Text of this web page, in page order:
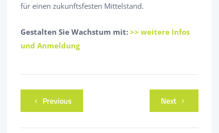
für einen zukunftsfesten Mittelstand.
Gestalten Sie Wachstum mit: >> weitere Infos
und Anmeldung
Previous Next